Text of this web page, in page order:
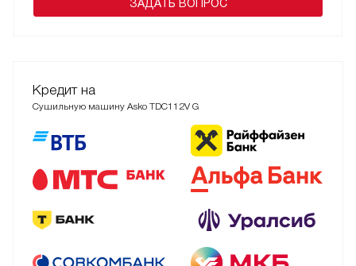
ЗАДАТЬ ВОПРОС
Кредит на
Сушильную машину Asko TDC112V G